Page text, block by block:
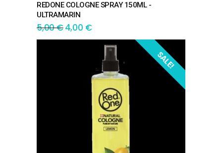
REDONE COLOGNE SPRAY 150ML -
ULTRAMARIN
5,00€4,00 €
SALE!